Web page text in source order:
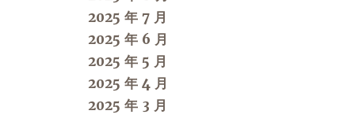
2025 年 7 月
2025 年 6 月
2025 年 5 月
2025 年 4 月
2025 年 3 月